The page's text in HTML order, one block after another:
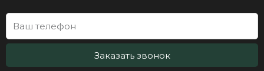
Заказать звонок